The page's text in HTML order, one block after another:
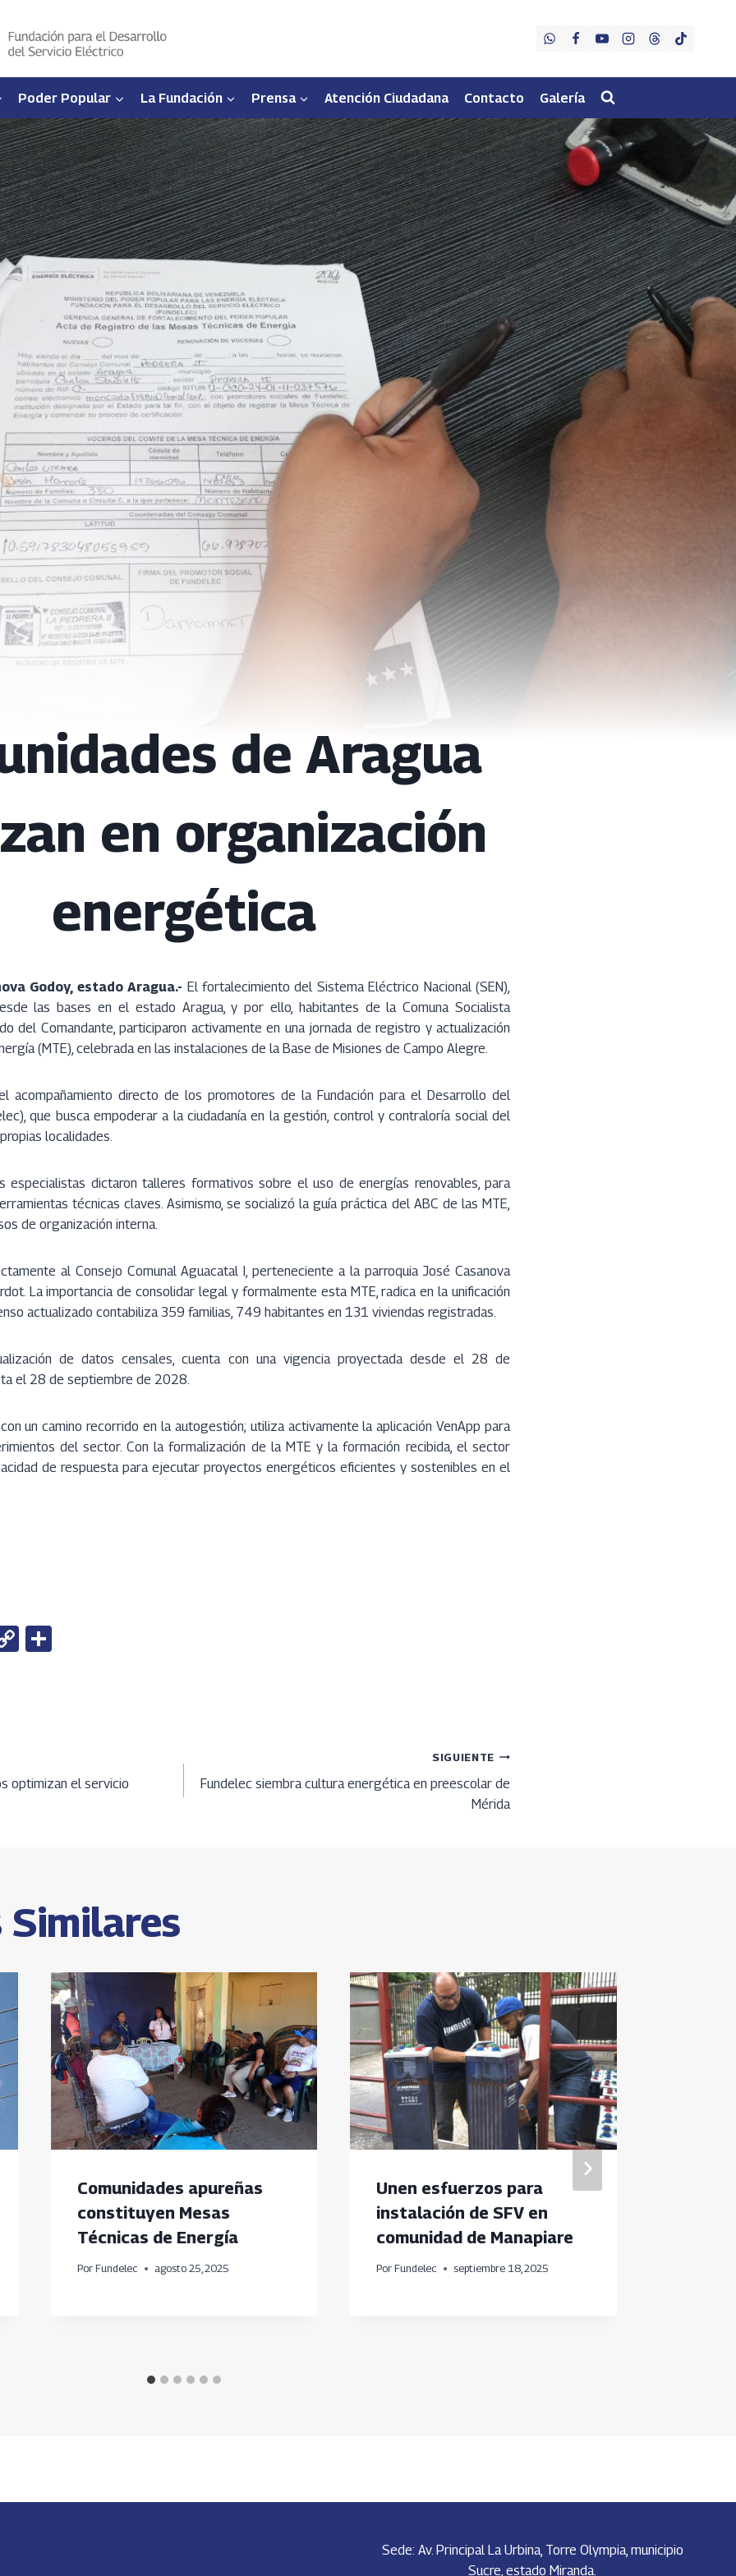
Poder Popular La Fundación Prensa Atención Ciudadana Contacto Galería
de Aragua
en organización
energética
Godoy, estado Aragua.- El fortalecimiento del Sistema Eléctrico Nacional (SEN),
las bases en el estado Aragua, y por ello, habitantes de la Comuna Socialista
del Comandante, participaron activamente en una jornada de registro y actualización
(MTE), celebrada en las instalaciones de la Base de Misiones de Campo Alegre.
acompañamiento directo de los promotores de la Fundación para el Desarrollo del
que busca empoderar a la ciudadanía en la gestión, control y contraloría social del
localidades.
especialistas dictaron talleres formativos sobre el uso de energías renovables, para
técnicas claves. Asimismo, se socializó la guía práctica del ABC de las MTE,
de organización interna.
al Consejo Comunal Aguacatal I, perteneciente a la parroquia José Casanova
La importancia de consolidar legal y formalmente esta MTE, radica en la unificación
actualizado contabiliza 359 familias, 749 habitantes en 131 viviendas registradas.
de datos censales, cuenta con una vigencia proyectada desde el 28 de
el 28 de septiembre de 2028.
un camino recorrido en la autogestión; utiliza activamente la aplicación VenApp para
del sector. Con la formalización de la MTE y la formación recibida, el sector
de respuesta para ejecutar proyectos energéticos eficientes y sostenibles en el
C
k
optimizan el servicio
SIGUIENTE
Fundelec siembra cultura energética en preescolar de
Mérida
Similares
Comunidades apureñas
constituyen Mesas
Técnicas de Energía
Por Fundelec agosto 25, 2025
Unen esfuerzos para
instalación de SFV en
comunidad de Manapiare
Por Fundelec septiembre 18, 2025
Sede: Av. Principal La Urbina, Torre Olympia, municipio
Sucre, estado Miranda.